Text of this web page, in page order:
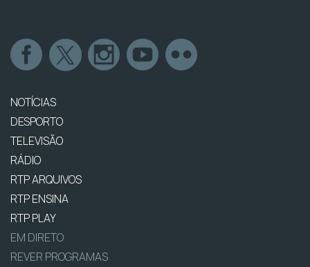
NOTÍCIAS
DESPORTO
TELEVISÃO
RÁDIO
RTP ARQUIVOS
RTP ENSINA
RTP PLAY
EM DIRETO
REVER PROGRAMAS